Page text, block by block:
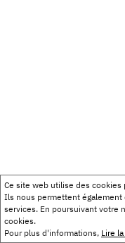
Ce site web utilise des
Ils nous permettent
services. En poursuivant votre
cookies.
Pour plus d'informations, Lire